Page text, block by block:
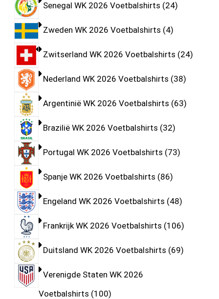
Senegal WK 2026 Voetbalshirts 24
Zweden WK 2026 Voetbalshirts 4
Zwitserland WK 2026 Voetbalshirts 24
Nederland WK 2026 Voetbalshirts 38
Argentinië WK 2026 Voetbalshirts 63
Brazilië WK 2026 Voetbalshirts 32
Portugal WK 2026 Voetbalshirts 73
Spanje WK 2026 Voetbalshirts 86
Engeland WK 2026 Voetbalshirts 48
Frankrijk WK 2026 Voetbalshirts 106
Duitsland WK 2026 Voetbalshirts 69
Verenigde Staten WK 2026
Voetbalshirts 100